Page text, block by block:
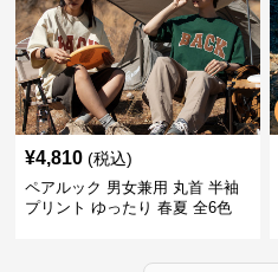
¥4,810 (税込)
ペアルック 男女兼用 丸首 半袖
プリント ゆったり 春夏 全6色